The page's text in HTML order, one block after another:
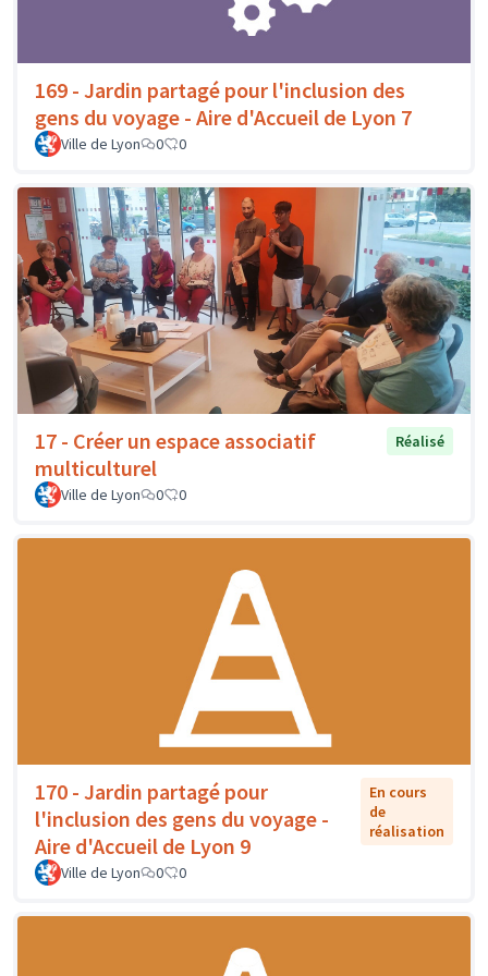
169 - Jardin partagé pour l'inclusion des
gens du voyage - Aire d'Accueil de Lyon 7
Ville de Lyon 0 0
17 - Créer un espace associatif
multiculturel
Réalisé
Ville de Lyon 0 0
170 - Jardin partagé pour
l'inclusion des gens du voyage -
Aire d'Accueil de Lyon 9
En cours
de
réalisation
Ville de Lyon 0 0